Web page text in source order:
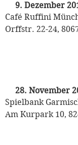
28. November
Spielbank
Am Kurpark 10,
9. Dezember
Café Ruffini
Orffstr. 22-24,